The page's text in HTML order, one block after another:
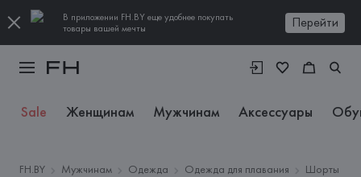
В приложении FH.BY еще удобнее покупать
товары вашей мечты
Перейти
Sale Женщинам Мужчинам Аксессуары
FH.BY Мужчинам Одежда Одежда для плавания
Шорты